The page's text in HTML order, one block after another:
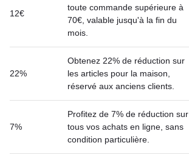
12€
toute commande supérieure à
70€, valable jusqu'à la fin du
mois.
22%
Obtenez 22% de réduction sur
les articles pour la maison,
réservé aux anciens clients.
7%
Profitez de 7% de réduction sur
tous vos achats en ligne, sans
condition particulière.